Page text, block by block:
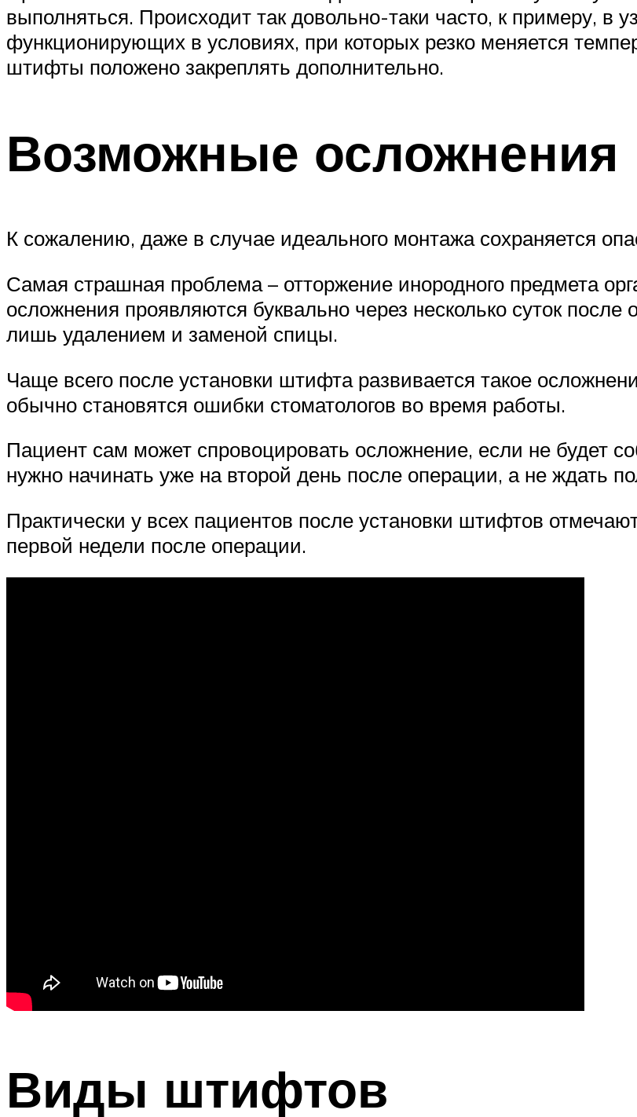
выполняться. Происходит так довольно-таки часто, к примеру,
функционирующих в условиях, при которых резко меняется
штифты положено закреплять дополнительно.
Возможные осложнения
К сожалению, даже в случае идеального монтажа сохраняется
Самая страшная проблема – отторжение инородного предмета
осложнения проявляются буквально через несколько суток
лишь удалением и заменой спицы.
Чаще всего после установки штифта развивается такое
обычно становятся ошибки стоматологов во время работы.
Пациент сам может спровоцировать осложнение, если не будет
нужно начинать уже на второй день после операции, а не ждать
Практически у всех пациентов после установки штифтов
первой недели после операции.
Виды штифтов